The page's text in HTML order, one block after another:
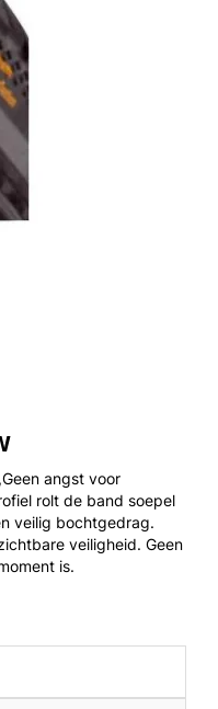
angst voor
rolt de band soepel
veilig bochtgedrag.
veiligheid. Geen
is.